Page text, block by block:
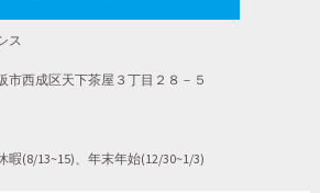
ス
市西成区天下茶屋３丁目２８－５
(8/13~15)、年末年始(12/30~1/3)